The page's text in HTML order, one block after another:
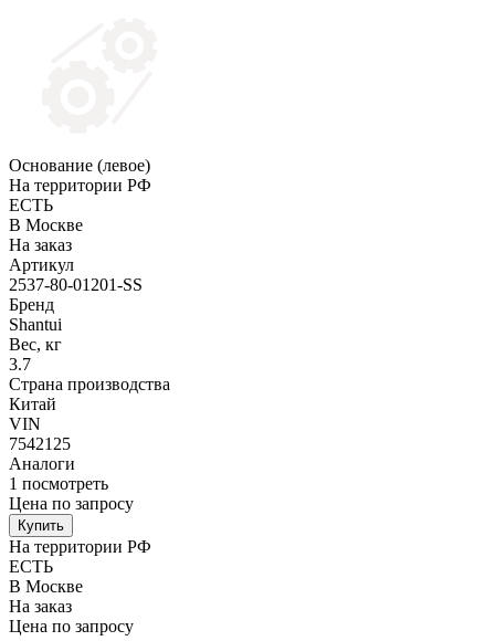
Основание (левое)
На территории РФ
ЕСТЬ
В Москве
На заказ
Артикул
2537-80-01201-SS
Бренд
Shantui
Вес, кг
3.7
Страна производства
Китай
VIN
7542125
Аналоги
1 посмотреть
Цена по запросу
Купить
На территории РФ
ЕСТЬ
В Москве
На заказ
Цена по запросу